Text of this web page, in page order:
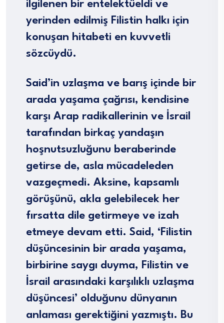
ilgilenen bir entelektüeldi ve
yerinden edilmiş Filistin halkı için
konuşan hitabeti en kuvvetli
sözcüydü.
Said’in uzlaşma ve barış içinde bir
arada yaşama çağrısı, kendisine
karşı Arap radikallerinin ve İsrail
tarafından birkaç yandaşın
hoşnutsuzluğunu beraberinde
getirse de, asla mücadeleden
vazgeçmedi. Aksine, kapsamlı
görüşünü, akla gelebilecek her
fırsatta dile getirmeye ve izah
etmeye devam etti. Said, ‘Filistin
düşüncesinin bir arada yaşama,
birbirine saygı duyma, Filistin ve
İsrail arasındaki karşılıklı uzlaşma
düşüncesi’ olduğunu dünyanın
anlaması gerektiğini yazmıştı. Bu